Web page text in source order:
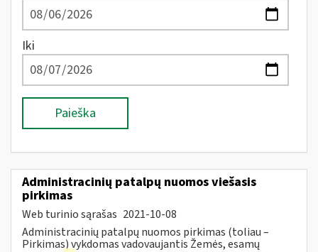
Iki
Paieška
Administracinių patalpų nuomos viešasis
pirkimas
Web turinio sąrašas 2021-10-08
Administracinių patalpų nuomos pirkimas (toliau –
Pirkimas) vykdomas vadovaujantis Žemės, esamų